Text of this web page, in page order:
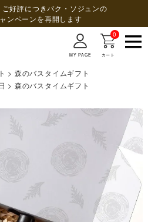
ご好評につきパク・ソジュンの
ンペーンを再開します
MY PAGE
0
カート
森のバスタイムギフト
森のバスタイムギフト